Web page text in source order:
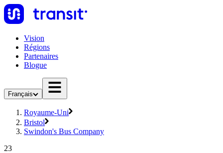
Vision
Régions
Partenaires
Blogue
Français
Royaume-Uni
Bristol
Swindon's Bus Company
23